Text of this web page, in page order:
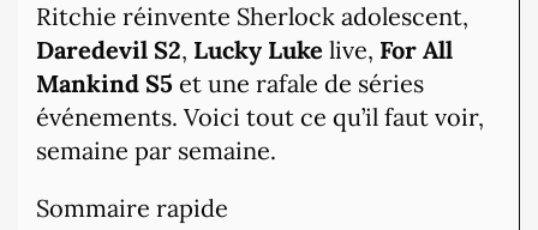
Ritchie réinvente Sherlock adolescent,
Daredevil S2, Lucky Luke live, For All
Mankind S5 et une rafale de séries
événements. Voici tout ce qu’il faut voir,
semaine par semaine.
Sommaire rapide